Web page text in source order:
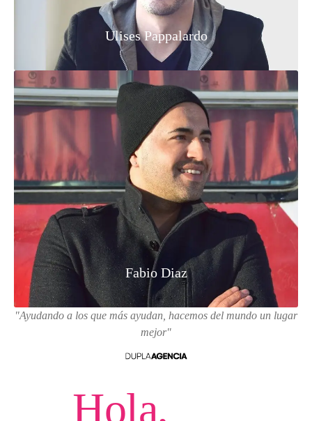
Ulises Pappalardo
Fabio Diaz
"Ayudando a los que más ayudan, hacemos del mundo un lugar
mejor"
Hola,